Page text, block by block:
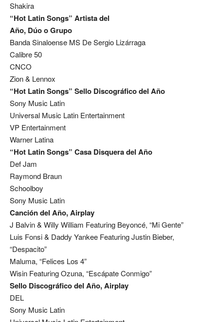
Shakira
“Hot Latin Songs” Artista del
Año, Dúo o Grupo
Banda Sinaloense MS De Sergio Lizárraga
Calibre 50
CNCO
Zion & Lennox
“Hot Latin Songs” Sello Discográfico del Año
Sony Music Latin
Universal Music Latin Entertainment
VP Entertainment
Warner Latina
“Hot Latin Songs” Casa Disquera del Año
Def Jam
Raymond Braun
Schoolboy
Sony Music Latin
Canción del Año, Airplay
J Balvin & Willy William Featuring Beyoncé, “Mi Gente”
Luis Fonsi & Daddy Yankee Featuring Justin Bieber,
“Despacito”
Maluma, “Felices Los 4”
Wisin Featuring Ozuna, “Escápate Conmigo”
Sello Discográfico del Año, Airplay
DEL
Sony Music Latin